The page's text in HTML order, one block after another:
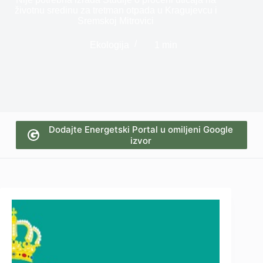
Dodajte Energetski Portal u omiljeni Google
izvor